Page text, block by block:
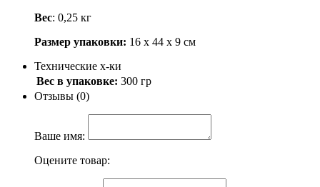
Вес: 0,25 кг
Размер упаковки: 16 х 44 х 9 см
Технические х-ки
Вес в упаковке: 300 гр
Отзывы (0)
Ваше имя:
Оцените товар: